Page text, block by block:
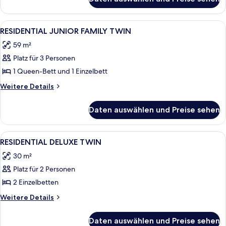
SUITE
DOUBLE
Alle
Fotos
für
RESIDENTIAL
JUNIOR
FAMILY
Ein modernes Hotelzimmer mit zwei
4
RESIDENTIAL JUNIOR FAMILY TWIN
59 m²
Platz für 3 Personen
1 Queen-Bett und 1 Einzelbett
Weitere Details
Weitere
JUNIOR
FAMILY
TWIN
Daten auswählen und Preise sehen
Alle
Fotos
für
RESIDENTIAL
DELUXE
TWIN
Eine moderne Küche mit einem
5
RESIDENTIAL DELUXE TWIN
30 m²
Platz für 2 Personen
2 Einzelbetten
Weitere Details
Weitere
Daten auswählen und Preise sehen